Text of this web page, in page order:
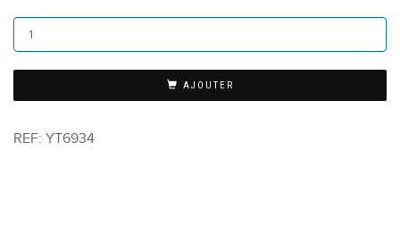
AJOUTER
REF: YT6934